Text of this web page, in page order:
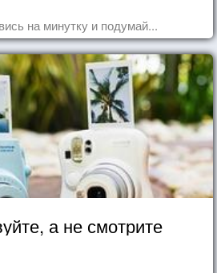
на минутку и подумай...
а не смотрите